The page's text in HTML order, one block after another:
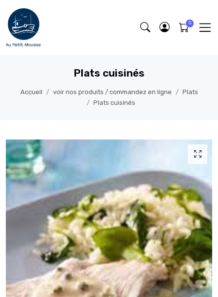
Plats cuisinés
Accueil voir nos produits / commandez en ligne
Plats
Plats cuisinés